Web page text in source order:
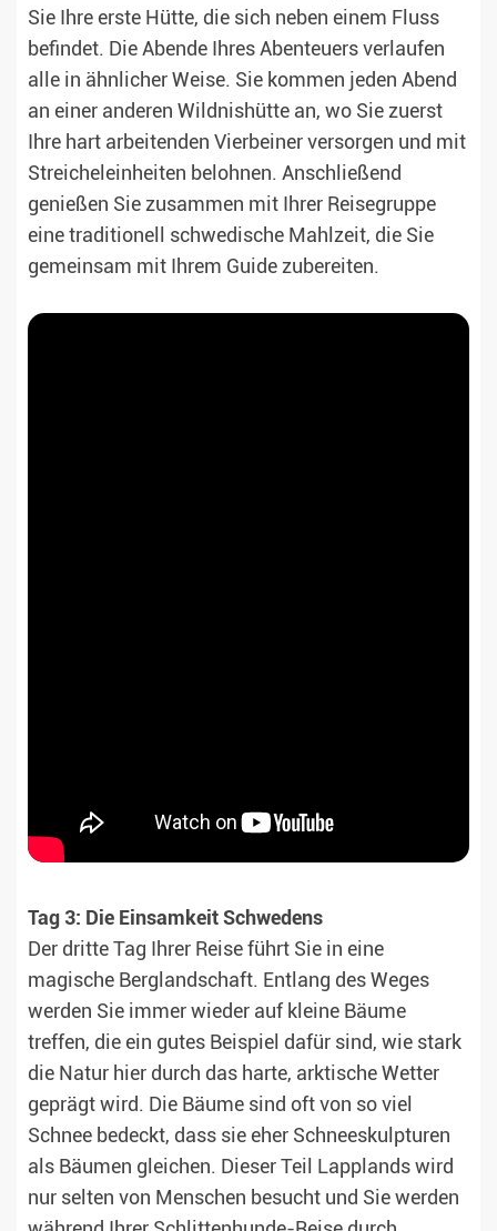
Sie Ihre erste Hütte, die sich neben einem Fluss
befindet. Die Abende Ihres Abenteuers verlaufen
alle in ähnlicher Weise. Sie kommen jeden Abend
an einer anderen Wildnishütte an, wo Sie zuerst
Ihre hart arbeitenden Vierbeiner versorgen und mit
Streicheleinheiten belohnen. Anschließend
genießen Sie zusammen mit Ihrer Reisegruppe
eine traditionell schwedische Mahlzeit, die Sie
gemeinsam mit Ihrem Guide zubereiten.
Tag 3: Die Einsamkeit Schwedens
Der dritte Tag Ihrer Reise führt Sie in eine
magische Berglandschaft. Entlang des Weges
werden Sie immer wieder auf kleine Bäume
treffen, die ein gutes Beispiel dafür sind, wie stark
die Natur hier durch das harte, arktische Wetter
geprägt wird. Die Bäume sind oft von so viel
Schnee bedeckt, dass sie eher Schneeskulpturen
als Bäumen gleichen. Dieser Teil Lapplands wird
nur selten von Menschen besucht und Sie werden